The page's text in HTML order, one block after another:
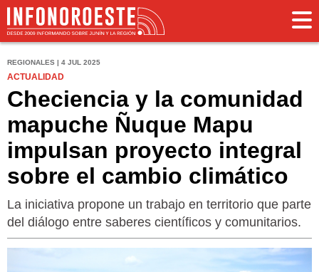
REGIONALES | 4 JUL 2025
ACTUALIDAD
Checiencia y la comunidad
mapuche Ñuque Mapu
impulsan proyecto integral
sobre el cambio climático
La iniciativa propone un trabajo en territorio que parte
del diálogo entre saberes científicos y comunitarios.